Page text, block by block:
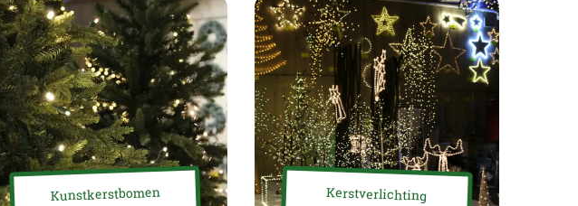
Kunstkerstbomen Kerstverlichting